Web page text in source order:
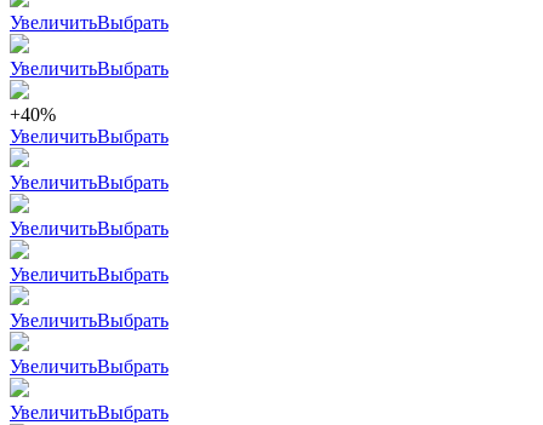
УвеличитьВыбрать
УвеличитьВыбрать
+40%
УвеличитьВыбрать
УвеличитьВыбрать
УвеличитьВыбрать
УвеличитьВыбрать
УвеличитьВыбрать
УвеличитьВыбрать
УвеличитьВыбрать